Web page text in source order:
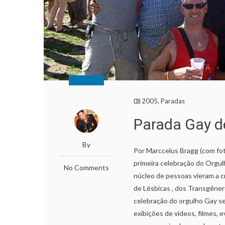
By
No Comments
2005,Paradas
Parada Gay
Por Marccelus Bragg (com
primeira celebração do
núcleo de pessoas vieram a
de Lésbicas , dos
celebração do orgulho Gay
exibições de vídeos, filmes,